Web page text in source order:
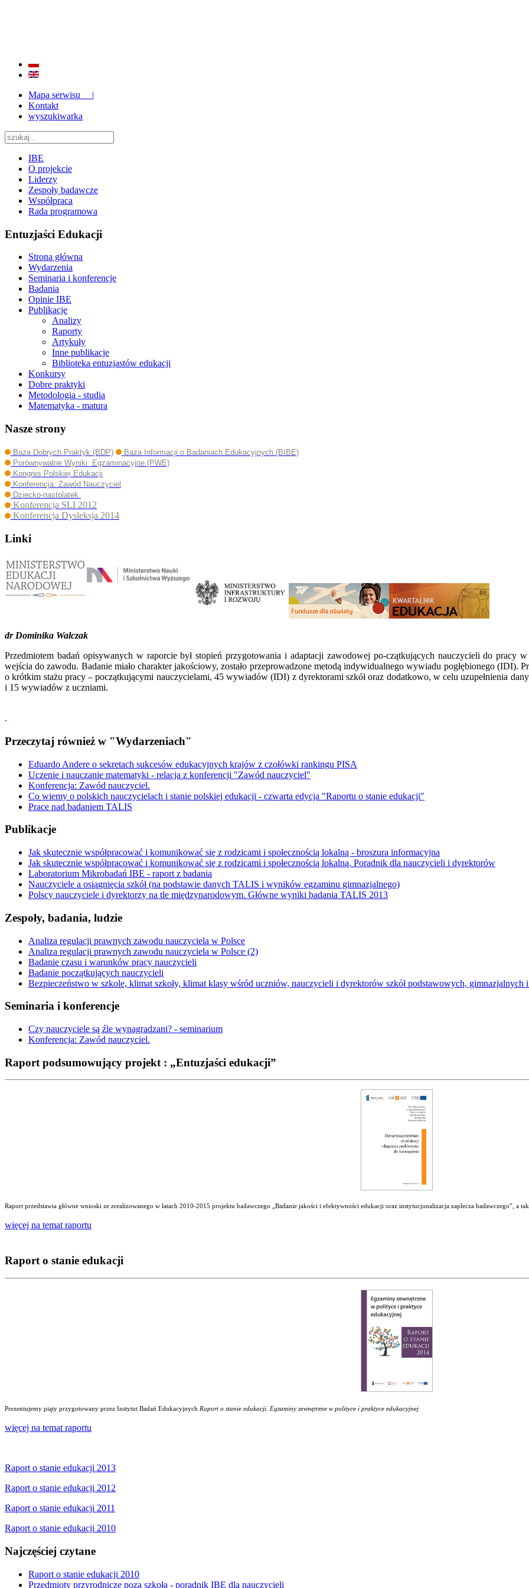
Mapa serwisu |
Kontakt
wyszukiwarka
IBE
O projekcie
Liderzy
Zespoły badawcze
Współpraca
Rada programowa
Entuzjaści Edukacji
Strona główna
Wydarzenia
Seminaria i konferencje
Badania
Opinie IBE
Publikacje
Analizy
Raporty
Artykuły
Inne publikacje
Biblioteka entuzjastów edukacji
Konkursy
Dobre praktyki
Metodologia - studia
Matematyka - matura
Nasze strony
Baza Dobrych Praktyk (BDP)
Baza Informacji o Badaniach Edukacyjnych (BIBE)
Porównywalne Wyniki Egzaminacyjne (PWE)
Kongres Polskiej Edukacji
Konferencja: Zawód Nauczyciel
Dziecko-nastolatek
Konferencja SLI 2012
Konferencja Dysleksja 2014
Linki
dr Dominika Walczak
Przedmiotem badań opisywanych w raporcie był stopień przygotowania i adaptacji zawodowej po-czątkujących nauczycieli do pracy
wejścia do zawodu. Badanie miało charakter jakościowy, zostało przeprowadzone metodą indywidualnego wywiadu pogłębionego
o krótkim stażu pracy – początkującymi nauczycielami, 45 wywiadów (IDI) z dyrektorami szkół oraz dodatkowo, w celu uzupełnienia
i 15 wywiadów z uczniami.
.
Przeczytaj również w "Wydarzeniach"
Eduardo Andere o sekretach sukcesów edukacyjnych krajów z czołówki rankingu PISA
Uczenie i nauczanie matematyki - relacja z konferencji "Zawód nauczyciel"
Konferencja: Zawód nauczyciel.
Co wiemy o polskich nauczycielach i stanie polskiej edukacji - czwarta edycja "Raportu o stanie edukacji"
Prace nad badaniem TALIS
Publikacje
Jak skutecznie współpracować i komunikować się z rodzicami i społecznością lokalną - broszura informacyjna
Jak skutecznie współpracować i komunikować się z rodzicami i społecznością lokalną. Poradnik dla nauczycieli i dyrektorów
Laboratorium Mikrobadań IBE - raport z badania
Nauczyciele a osiągnięcia szkół (na podstawie danych TALIS i wyników egzaminu gimnazjalnego)
Polscy nauczyciele i dyrektorzy na tle międzynarodowym. Główne wyniki badania TALIS 2013
Zespoły, badania, ludzie
Analiza regulacji prawnych zawodu nauczyciela w Polsce
Analiza regulacji prawnych zawodu nauczyciela w Polsce (2)
Badanie czasu i warunków pracy nauczycieli
Badanie początkujących nauczycieli
Bezpieczeństwo w szkole, klimat szkoły, klimat klasy wśród uczniów, nauczycieli i dyrektorów szkół podstawowych, gimnazjalnych
Seminaria i konferencje
Czy nauczyciele są źle wynagradzani? - seminarium
Konferencja: Zawód nauczyciel.
Raport podsumowujący projekt : „Entuzjaści edukacji”
Raport przedstawia główne wnioski ze zrealizowanego w latach 2010-2015 projektu badawczego „Badanie jakości i efektywności edukacji oraz instytucjonalizacja zaplecza badawczego”, a
więcej na temat raportu
Raport o stanie edukacji
Prezentujemy piąty przygotowany przez Instytut Badań Edukacyjnych Raport o stanie edukacji. Egzaminy zewnętrzne w polityce i praktyce edukacyjnej
więcej na temat raportu
Raport o stanie edukacji 2013
Raport o stanie edukacji 2012
Raport o stanie edukacji 2011
Raport o stanie edukacji 2010
Najczęściej czytane
Raport o stanie edukacji 2010
Przedmioty przyrodnicze poza szkołą - poradnik IBE dla nauczycieli